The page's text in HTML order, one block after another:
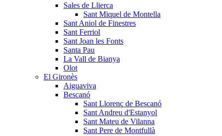
Sales de Llierca
Sant Miquel de Montella
Sant Aniol de Finestres
Sant Ferriol
Sant Joan les Fonts
Santa Pau
La Vall de Bianya
Olot
El Gironès
Aiguaviva
Bescanó
Sant Llorenç de Bescanó
Sant Andreu d'Estanyol
Sant Mateu de Vilanna
Sant Pere de Montfullà